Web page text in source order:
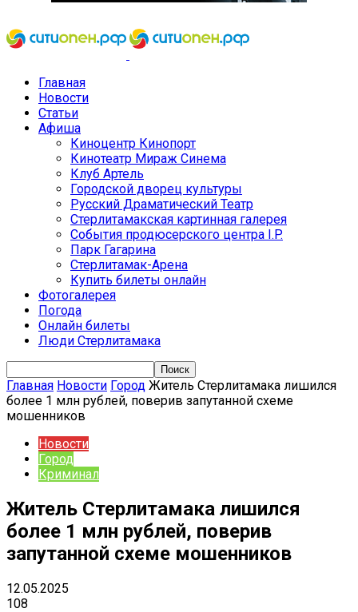
Главная
Новости
Статьи
Афиша
Киноцентр Кинопорт
Кинотеатр Мираж Синема
Клуб Артель
Городской дворец культуры
Русский Драматический Театр
Стерлитамакская картинная галерея
События продюсерского центра I.P.
Парк Гагарина
Стерлитамак-Арена
Купить билеты онлайн
Фотогалерея
Погода
Онлайн билеты
Люди Стерлитамака
Главная Новости Город Житель Стерлитамака лишился
более 1 млн рублей, поверив запутанной схеме
мошенников
Новости
Город
Криминал
Житель Стерлитамака лишился
более 1 млн рублей, поверив
запутанной схеме мошенников
12.05.2025
108